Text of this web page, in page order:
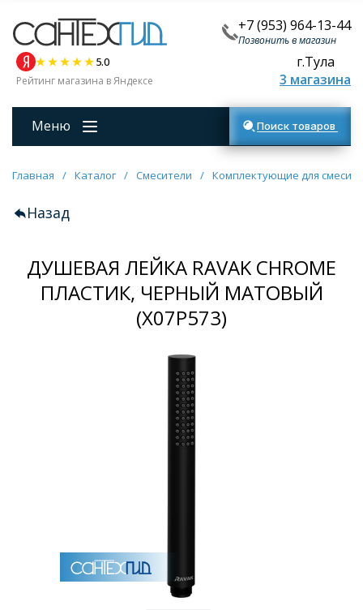
+7 (953) 964-13-44
Позвонить в магазин
5.0
Рейтинг магазина в Яндексе
г.Тула
3 магазина
Меню Поиск товаров
Главная / Каталог / Смесители / Комплектующие для
Назад
ДУШЕВАЯ ЛЕЙКА RAVAK CHROME
ПЛАСТИК, ЧЕРНЫЙ МАТОВЫЙ
(X07P573)